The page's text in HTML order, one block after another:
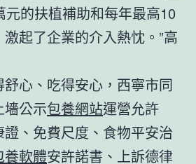
元的扶植補助和每年最高10
起了企業的介入熱忱。”高
心、吃得安心，西寧市同
墻公示包養網站運營允許
、免費尺度、食物平安治
養軟體安許諾書、上訴德律